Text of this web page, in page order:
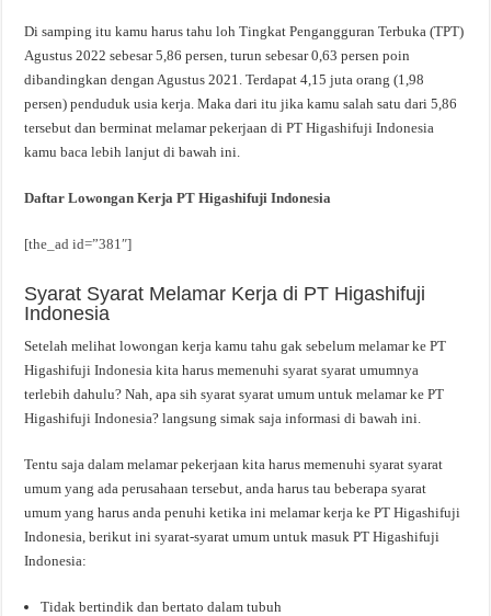
Di samping itu kamu harus tahu loh Tingkat Pengangguran Terbuka (TPT)
Agustus 2022 sebesar 5,86 persen, turun sebesar 0,63 persen poin
dibandingkan dengan Agustus 2021. Terdapat 4,15 juta orang (1,98
persen) penduduk usia kerja. Maka dari itu jika kamu salah satu dari 5,86
tersebut dan berminat melamar pekerjaan di PT Higashifuji Indonesia
kamu baca lebih lanjut di bawah ini.
Daftar Lowongan Kerja PT Higashifuji Indonesia
[the_ad id=”381″]
Syarat Syarat Melamar Kerja di PT Higashifuji
Indonesia
Setelah melihat lowongan kerja kamu tahu gak sebelum melamar ke PT
Higashifuji Indonesia kita harus memenuhi syarat syarat umumnya
terlebih dahulu? Nah, apa sih syarat syarat umum untuk melamar ke PT
Higashifuji Indonesia? langsung simak saja informasi di bawah ini.
Tentu saja dalam melamar pekerjaan kita harus memenuhi syarat syarat
umum yang ada perusahaan tersebut, anda harus tau beberapa syarat
umum yang harus anda penuhi ketika ini melamar kerja ke PT Higashifuji
Indonesia, berikut ini syarat-syarat umum untuk masuk PT Higashifuji
Indonesia:
Tidak bertindik dan bertato dalam tubuh